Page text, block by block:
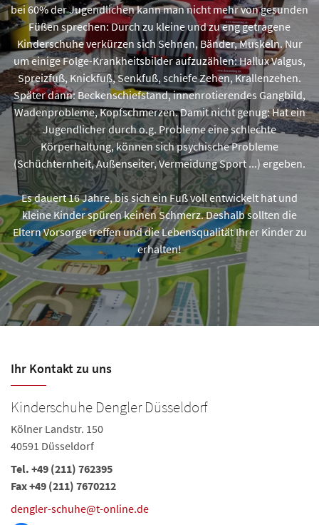
bei 60% der Jugendlichen kann man nicht mehr von gesunden
Füßen sprechen: Durch zu kleine und zu eng getragene
Kinderschuhe verkürzen sich Sehnen, Bänder, Muskeln. Nur
um einige Folge-Krankheitsbilder aufzuzählen: Hallux Valgus,
Spreizfuß, Knickfuß, Senkfuß, schiefe Zehen, Krallenzehen.
Später dann: Beckenschiefstand, innenrotierendes Gangbild,
Wadenprobleme, Kopfschmerzen. Damit nicht genug: Hat ein
Jugendlicher durch o.g. Probleme eine schlechte
Körperhaltung, können sich psychische Probleme
(Schüchternheit, Außenseiter, Vermeidung Sport ...) ergeben.
Es dauert 16 Jahre, bis sich ein Fuß voll entwickelt hat und
kleine Kinder spüren keinen Schmerz. Deshalb sollten die
Eltern Vorsorge treffen und die Lebensqualität Ihrer Kinder zu
erhalten!
Ihr Kontakt zu uns
Kinderschuhe Dengler Düsseldorf
Kölner Landstr. 150
40591 Düsseldorf
Tel. +49 (211) 762395
Fax +49 (211) 7670212
dengler-schuhe@t-online.de